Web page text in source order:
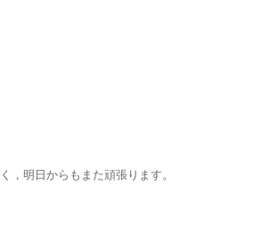
，明日からもまた頑張ります。